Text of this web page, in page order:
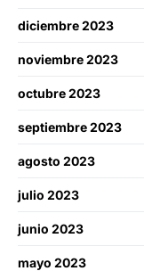
diciembre 2023
noviembre 2023
octubre 2023
septiembre 2023
agosto 2023
julio 2023
junio 2023
mayo 2023